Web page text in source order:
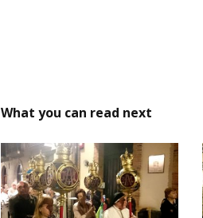
What you can read next